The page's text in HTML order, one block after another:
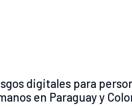
digitales para
en Paraguay y